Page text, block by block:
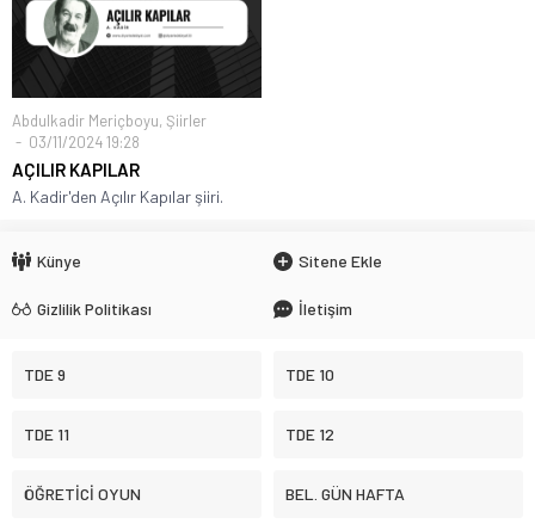
Abdulkadir Meriçboyu, Şiirler
03/11/2024 19:28
AÇILIR KAPILAR
A. Kadir'den Açılır Kapılar şiiri.
Künye Sitene Ekle
Gizlilik Politikası İletişim
TDE 9 TDE 10
TDE 11 TDE 12
ÖĞRETİCİ OYUN BEL. GÜN HAFTA